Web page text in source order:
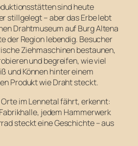
sind heute
stillgelegt – aber das Erbe lebt
Drahtmuseum auf Burg Altena
der Region lebendig. Besucher
Ziehmaschinen bestaunen,
und begreifen, wie viel
und Können hinter einem
Produkt wie Draht steckt.
im Lennetal fährt, erkennt:
jedem Hammerwerk
steckt eine Geschichte – aus